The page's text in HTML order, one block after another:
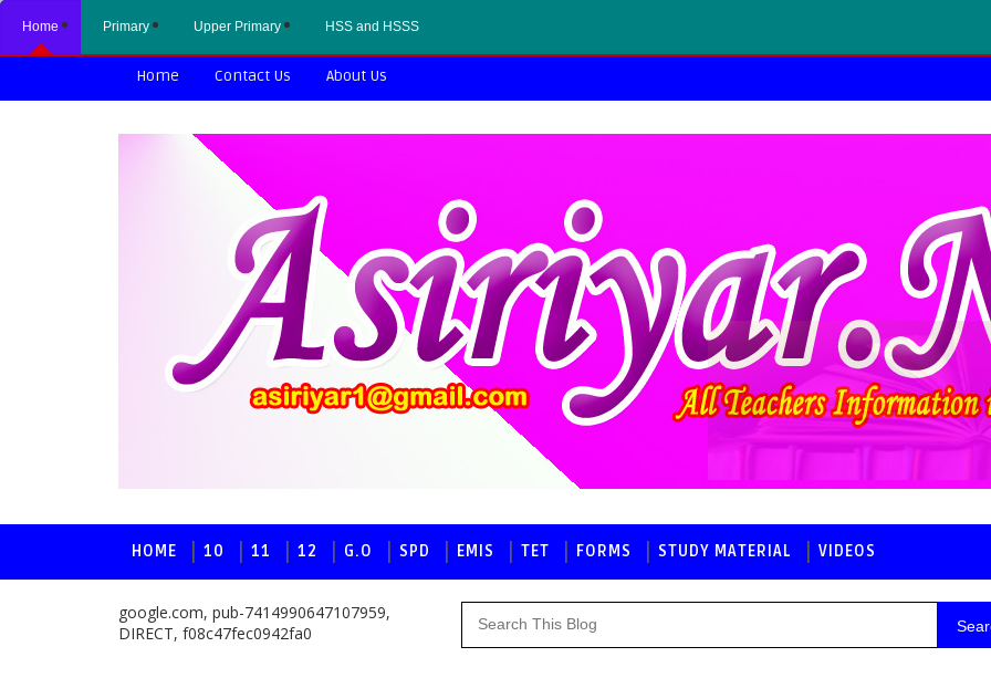
Home Primary Upper Primary HSS and HSSS
Home Contact Us About Us
HOME 10 11 12 G.O SPD EMIS TET FORMS STUDY MATERIAL VIDEOS
google.com, pub-7414990647107959,
DIRECT, f08c47fec0942fa0